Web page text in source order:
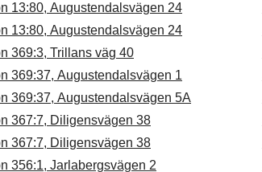
13:80, Augustendalsvägen 24
13:80, Augustendalsvägen 24
369:3, Trillans väg 40
369:37, Augustendalsvägen 1
369:37, Augustendalsvägen 5A
367:7, Diligensvägen 38
367:7, Diligensvägen 38
356:1, Jarlabergsvägen 2